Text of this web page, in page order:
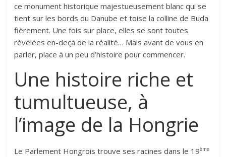
ce monument historique majestueusement blanc qui se
tient sur les bords du Danube et toise la colline de Buda
fièrement. Une fois sur place, elles se sont toutes
révélées en-deçà de la réalité… Mais avant de vous en
parler, place à un peu d’histoire pour commencer.
Une histoire riche et
tumultueuse, à
l’image de la Hongrie
Le Parlement Hongrois trouve ses racines dans le 19ème